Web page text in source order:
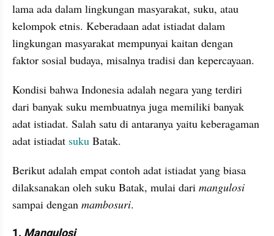
lama ada dalam lingkungan masyarakat, suku, atau
kelompok etnis. Keberadaan adat istiadat dalam
lingkungan masyarakat mempunyai kaitan dengan
faktor sosial budaya, misalnya tradisi dan kepercayaan.
Kondisi bahwa Indonesia adalah negara yang terdiri
dari banyak suku membuatnya juga memiliki banyak
adat istiadat. Salah satu di antaranya yaitu keberagaman
adat istiadat suku Batak.
Berikut adalah empat contoh adat istiadat yang biasa
dilaksanakan oleh suku Batak, mulai dari mangulosi
sampai dengan mambosuri.